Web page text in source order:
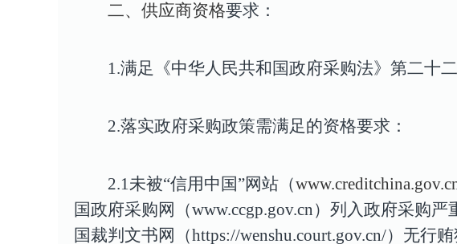
二、供应商资格要求：
1.满足《中华人民共和国政府采购法》第二十
2.落实政府采购政策需满足的资格要求：
2.1未被“信用中国”网站（
国政府采购网（www.ccgp.gov.cn）列入政府采购
国裁判文书网
（https://wenshu.court.gov.cn/） 无行贿